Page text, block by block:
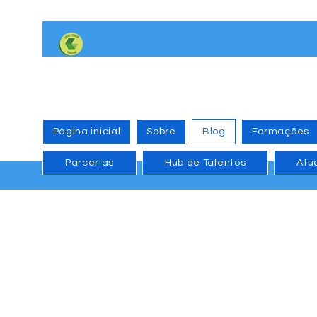
Página inicial Sobre Blog Formações
Parcerias Hub de Talentos